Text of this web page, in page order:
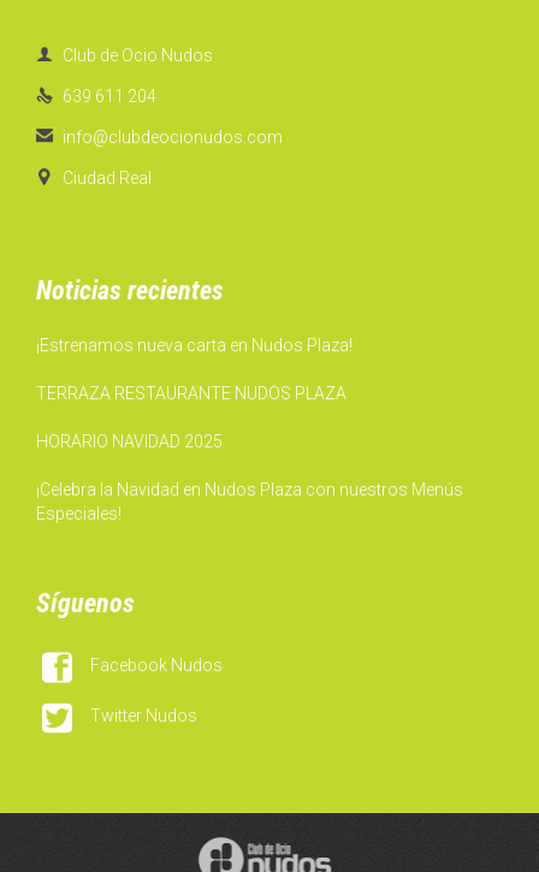
 Club de Ocio Nudos
 639 611 204
 info@clubdeocionudos.com
 Ciudad Real
Noticias recientes
¡Estrenamos nueva carta en Nudos Plaza!
TERRAZA RESTAURANTE NUDOS PLAZA
HORARIO NAVIDAD 2025
¡Celebra la Navidad en Nudos Plaza con nuestros Menús
Especiales!
Síguenos
 Facebook Nudos
 Twitter Nudos